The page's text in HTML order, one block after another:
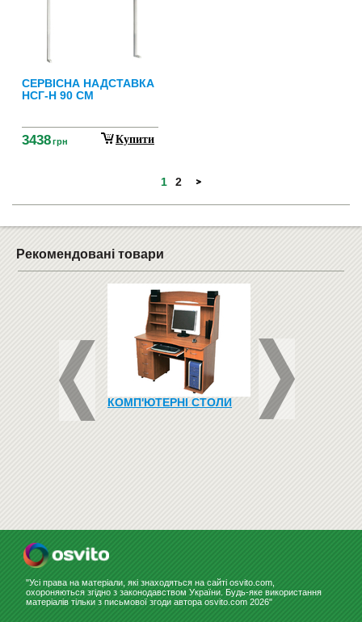
СЕРВІСНА НАДСТАВКА
НСГ-Н 90 СМ
3438грн Купити
1 2
Рекомендовані товари
ДЛЯ САДОЧКУ
КОМП'ЮТЕРНІ СТОЛИ ТРИБУНА
"Усі права на матеріали, які знаходяться на сайті osvito.com,
охороняються згідно з законодавством України. Будь-яке використання
матеріалів тільки з письмової згоди автора osvito.com 2026"